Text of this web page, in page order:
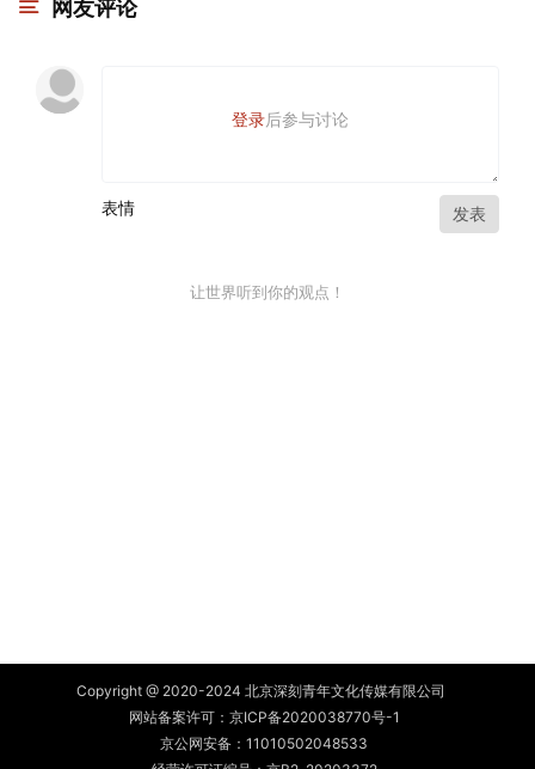
网友评论
登录后参与讨论
表情 发表
让世界听到你的观点！
Copyright @ 2020-2024 北京深刻青年文化传媒有限公司
网站备案许可： 京ICP备2020038770号-1
京公网安备： 11010502048533